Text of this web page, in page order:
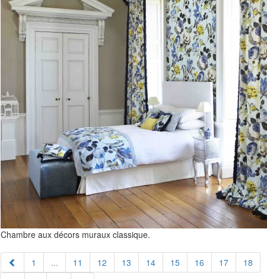
Chambre aux décors muraux classique.
1 ... 11 12 13 14 15 16 17
18